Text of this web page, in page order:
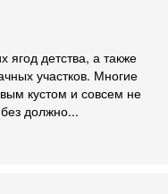
детства, а также
участков. Многие
кустом и совсем не
должно...